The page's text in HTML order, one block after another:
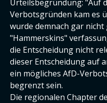
Urteilsbegründung: "Auf
Verbotsgründen kam es
wurde demnach gar
"Hammerskins"
die Entscheidung nicht
dieser Entscheidung auf
ein mögliches AfD-
begrenzt sein.
Die regionalen Chapter